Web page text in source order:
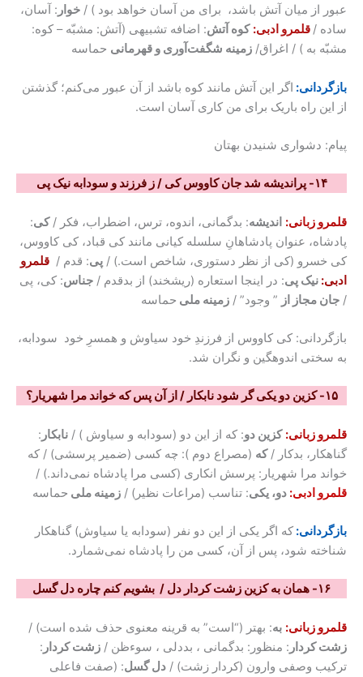
عبور از میان آتش باشد، برای من آسان خواهد بود ) / خوار : آسان،
ساده / قلمرو ادبی: کوه آتش: اضافه تشبیهی (آتش: مشبّه – کوه:
مشبّه به ) / اغراق/ زمینه شگفت‌آوری و قهرمانی حماسه
بازگردانی: اگر این آتش مانند کوه باشد از آن عبور می‌کنم؛ گذشتن
از این راه باریک برای من کاری آسان است.
پیام: دشواری شنیدن بهتان
۱۴- پراندیشه شد جان کاووس کی / ز فرزند و سودابه نیک پی
قلمرو زبانی: اندیشه: بدگمانی، اندوه، ترس، اضطراب، فکر /کی:
پادشاه، عنوان پادشاهانِ سلسله کیانی مانند کی قباد، کی کاووس،
کی خسرو (کی از نظر دستوری، شاخص است.) / پی: قدم / قلمرو
ادبی: نیک پی: در اینجا استعاره (ریشخند) از بدقدم / جناس: کی، پی
/ جان مجاز از ” وجود” / زمینه ملی حماسه
بازگردانی: کی کاووس از فرزندِ خود سیاوش و همسرِ خود سودابه،
به سختی اندوهگین و نگران شد.
۱۵- کزین دو یکی گر شود نابکار / از آن پس که خواند مرا شهریار؟
قلمرو زبانی: کزین دو: که از این دو (سودابه و سیاوش ) / نابکار :
گناهکار، بدکار /که (مصراع دوم ): چه کسی (ضمیر پرسشی) / که
خواند مرا شهریار: پرسش انکاری (کسی مرا پادشاه نمی‌داند.) /
قلمرو ادبی: دو، یکی: تناسب (مراعات نظیر) / زمینه ملی حماسه
بازگردانی: که اگر یکی از این دو نفر (سودابه یا سیاوش) گناهکار
شناخته شود، پس از آن، کسی من را پادشاه نمی‌شمارد.
۱۶- همان به کزین زشت کردار دل / بشویم کنم چاره دل گسل
قلمرو زبانی: به: بهتر (“است” به قرینه معنوی حذف شده است) /
زشت کردار : منظور: بدگمانی ، بددلی ، سوءظن / زشت کردار :
ترکیب وصفی وارون (کردار زشت) / دل گسل: (صفت فاعلی